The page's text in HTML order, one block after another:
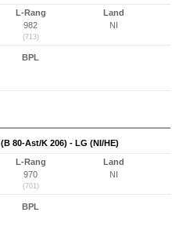
L-Rang
982
(713)
Land
NI
BPL
80-Ast/K 206) - LG (NI/HE)
L-Rang
970
(701)
Land
NI
BPL